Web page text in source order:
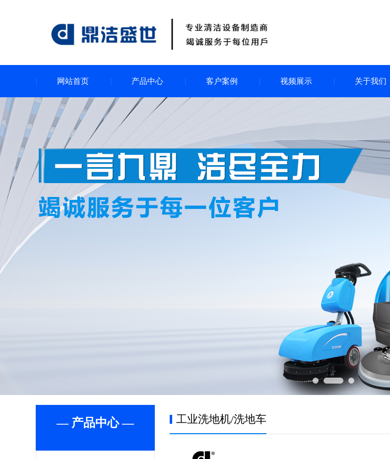
网站首页 产品中心 客户案例 视频展示 关于我们
— 产品中心 — 工业洗地机/洗地车